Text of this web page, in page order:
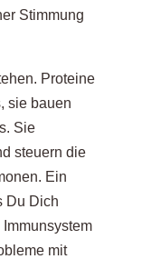
Stimmung
Proteine
sie bauen
Sie
steuern die
Ein
Du Dich
mit